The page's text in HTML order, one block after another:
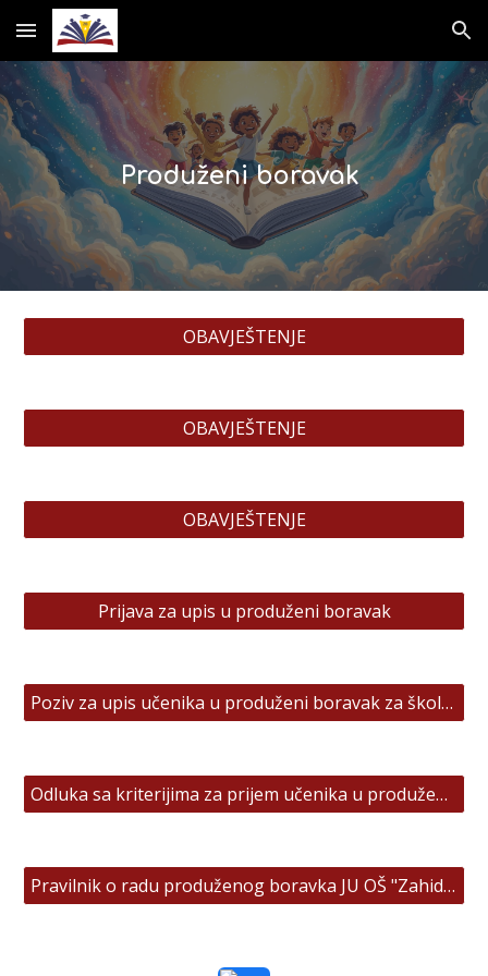
Skip to main content Skip to navigation
Produženi boravak
OBAVJEŠTENJE
OBAVJEŠTENJE
OBAVJEŠTENJE
Prijava za upis u produženi boravak
Poziv za upis učenika u produženi boravak za školsku 2026/2027.god.
Odluka sa kriterijima za prijem učenika u produženi boravak JU OŠ "Zahid Baručija"
Pravilnik o radu produženog boravka JU OŠ "Zahid Baručija"